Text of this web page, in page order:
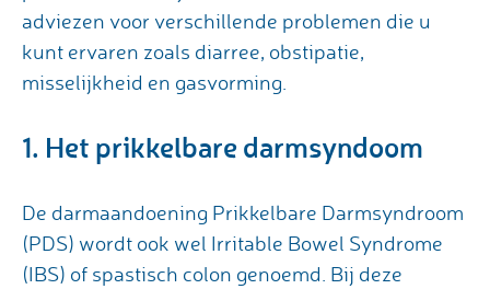
adviezen voor verschillende problemen die u
kunt ervaren zoals diarree, obstipatie,
misselijkheid en gasvorming.
1. Het prikkelbare darmsyndoom
De darmaandoening Prikkelbare Darmsyndroom
(PDS) wordt ook wel Irritable Bowel Syndrome
(IBS) of spastisch colon genoemd. Bij deze